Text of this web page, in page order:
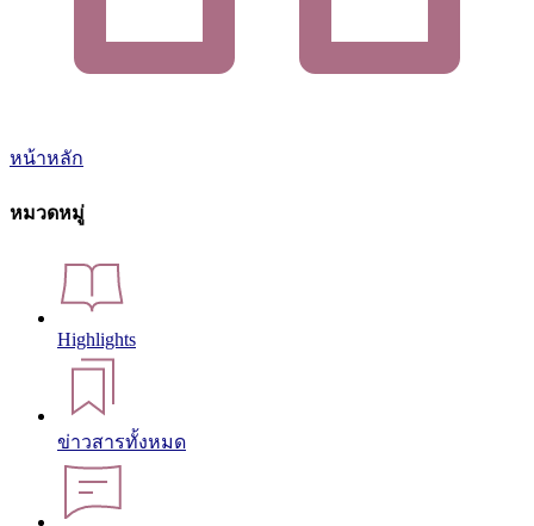
หน้าหลัก
หมวดหมู่
Highlights
ข่าวสารทั้งหมด